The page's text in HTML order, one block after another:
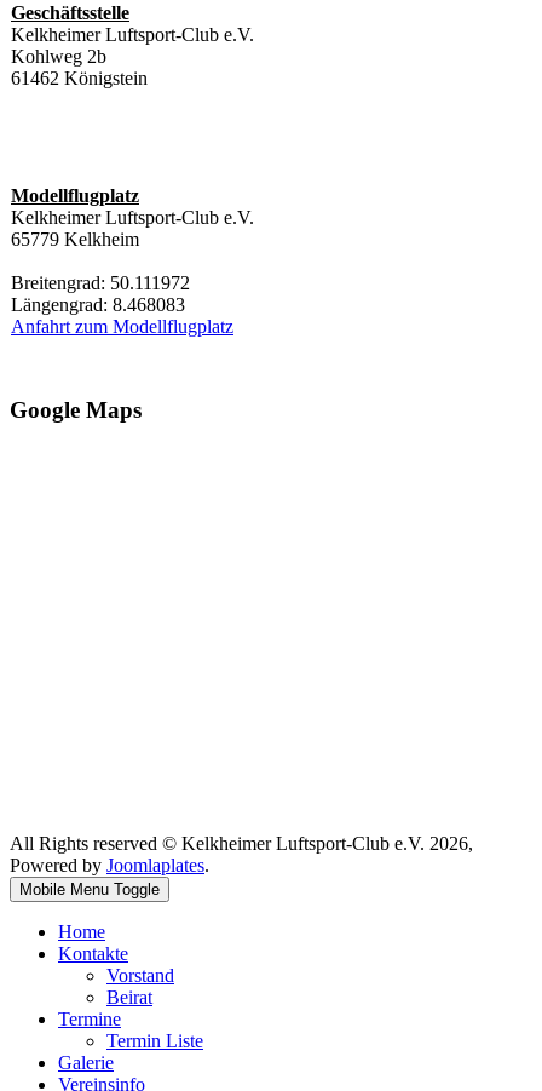
Geschäftsstelle
Kelkheimer Luftsport-Club e.V.
Kohlweg 2b
61462 Königstein
Modellflugplatz
Kelkheimer Luftsport-Club e.V.
65779 Kelkheim
Breitengrad: 50.111972
Längengrad: 8.468083
Anfahrt zum Modellflugplatz
Google Maps
All Rights reserved © Kelkheimer Luftsport-Club e.V. 2026,
Powered by Joomlaplates.
Mobile Menu Toggle
Home
Kontakte
Vorstand
Beirat
Termine
Termin Liste
Galerie
Vereinsinfo